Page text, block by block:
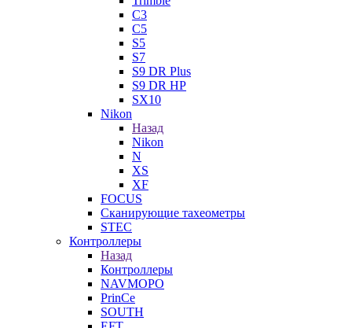
C3
C5
S5
S7
S9 DR Plus
S9 DR HP
SX10
Nikon
Назад
Nikon
N
XS
XF
FOCUS
Сканирующие тахеометры
STEC
Контроллеры
Назад
Контроллеры
NAVMOPO
PrinCe
SOUTH